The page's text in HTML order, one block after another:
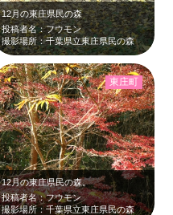
12月の東庄県民の森
投稿者名：フウモン
撮影場所：千葉県立東庄県民の森
12月の東庄県民の森。
投稿者名：フウモン
撮影場所：千葉県立東庄県民の森
東庄町